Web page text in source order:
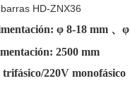
HD-ZNX36
φ 8-18 mm 、φ
2500 mm
220V monofásico